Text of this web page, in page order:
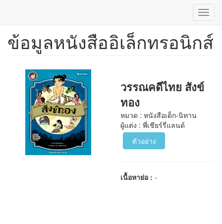
ข้าม
ข้อมูลหนังสืออิเล็กทรอนิกส์
วรรณคดีไทย สังข์
ทอง
หมวด : หนังสือเด็ก-นิทาน
ผู้แต่ง : พี่เชียร์รี่แลนด์
ตัวอย่าง
เนื้อหาย่อ :-